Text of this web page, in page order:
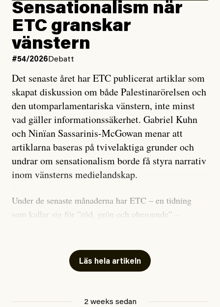
Sensationalism när
ETC granskar
vänstern
#54/2026 Debatt
Det senaste året har ETC publicerat artiklar som
skapat diskussion om både Palestinarörelsen och
den utomparlamentariska vänstern, inte minst
vad gäller informationssäkerhet. Gabriel Kuhn
och Ninïan Sassarinis-McGowan menar att
artiklarna baseras på tvivelaktiga grunder och
undrar om sensationalism borde få styra narrativ
inom vänsterns medielandskap.
Under de senaste månaderna har ETC – en tidning
som kallar sig för ”röd, grön och oberoende” –
skriver för? Vad betyder det att vara en ”röd, grön och
oberoende” tidning? Och vad är egentligen bra
Läs hela artikeln
2 weeks sedan